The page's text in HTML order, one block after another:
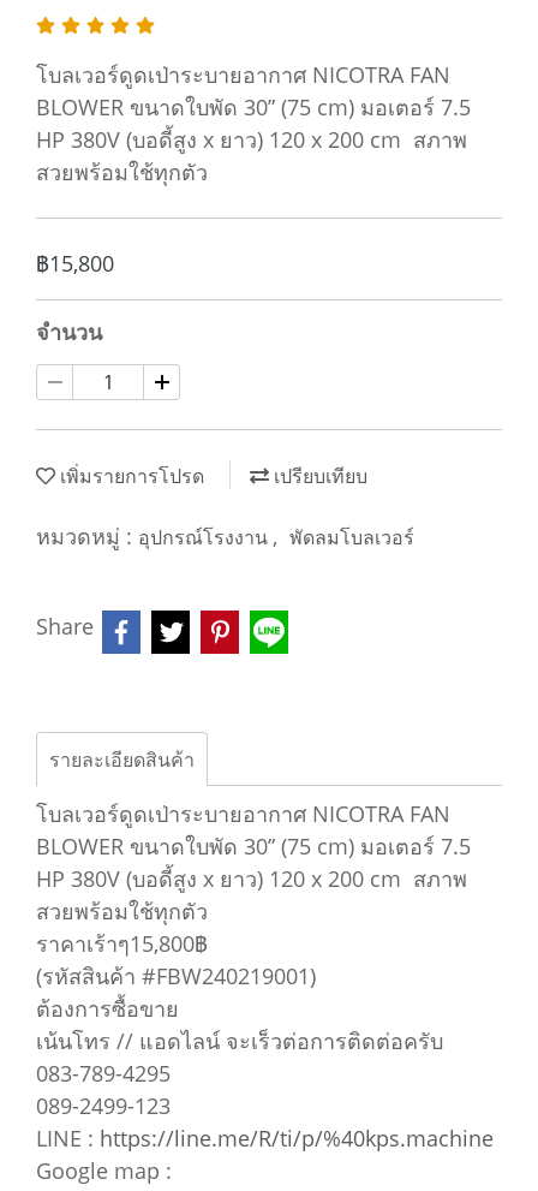
โบลเวอร์ดูดเป่าระบายอากาศ NICOTRA FAN
BLOWER ขนาดใบพัด 30” (75 cm) มอเตอร์ 7.5
HP 380V (บอดี้สูง x ยาว) 120 x 200 cm สภาพ
สวยพร้อมใช้ทุกตัว
฿15,800
จำนวน
เพิ่มรายการโปรด เปรียบเทียบ
หมวดหมู่ : อุปกรณ์โรงงาน , พัดลมโบลเวอร์
Share
รายละเอียดสินค้า
โบลเวอร์ดูดเป่าระบายอากาศ NICOTRA FAN
BLOWER ขนาดใบพัด 30” (75 cm) มอเตอร์ 7.5
HP 380V (บอดี้สูง x ยาว) 120 x 200 cm สภาพ
สวยพร้อมใช้ทุกตัว
ราคาเร้าๆ15,800฿
(รหัสสินค้า #FBW240219001)
ต้องการซื้อขาย
เน้นโทร // แอดไลน์ จะเร็วต่อการติดต่อครับ
083-789-4295
089-2499-123
LINE : https://line.me/R/ti/p/%40kps.machine
Google map :